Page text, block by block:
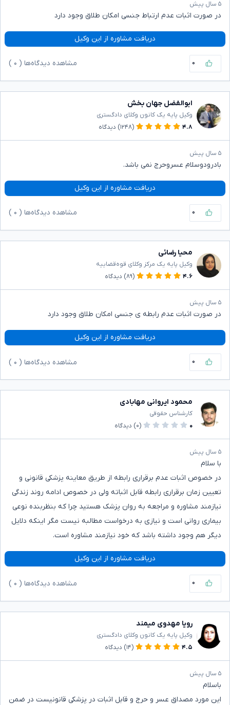
۵ سال پیش
در صورت اثبات عدم ارتباط جنسی امکان طلاق وجود دارد
دریافت مشاوره از این وکیل
۰ مشاهده دیدگاه‌ها ( ۰
ابوالفضل جهان بخش
وکیل پایه یک کانون وکلای دادگستری
۴.۸
(۱۲۴۸) دیدگاه
۵ سال پیش
بادرودوسلام عسروحرج نمی باشد.
دریافت مشاوره از این وکیل
۰ مشاهده دیدگاه‌ها ( ۰
محیا رضائی
وکیل پایه یک مرکز وکلای قوه‌قضاییه
۴.۶
(۸۹) دیدگاه
۵ سال پیش
در صورت اثبات عدم رابطه ی جنسی امکان طلاق وجود دارد
دریافت مشاوره از این وکیل
۰ مشاهده دیدگاه‌ها ( ۰
محمود ایروانی مهابادی
کارشناس حقوقی
۰
(۰) دیدگاه
۵ سال پیش
با سلام
در خصوص اثبات عدم برقراری رابطه از طریق معاینه پزشکی قانونی و
تعیین زمان برقراری رابطه قابل اثباته ولی در خصوص ادامه روند زندگی
نیازمند مشاوره و مراجعه به روان پزشک هستید چرا که بنظربنده نوعی
بیماری روانی است و نیازی به درخواست مطالبه نیست مگر اینکه دلایل
دیگر هم وجود داشته باشد که خود نیازمند مشاوره است.
دریافت مشاوره از این وکیل
۰ مشاهده دیدگاه‌ها ( ۰
رویا مهدوی میمند
وکیل پایه یک کانون وکلای دادگستری
۴.۵
(۱۴) دیدگاه
۵ سال پیش
باسلام
این مورد مصداق عسر و حرج و قابل اثبات در پزشکی قانونیست در ضمن